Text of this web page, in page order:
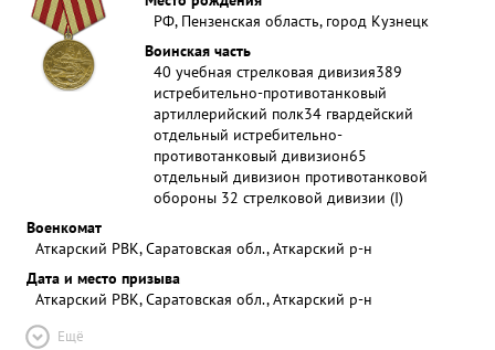
РФ, Пензенская область, город Кузнецк
Воинская часть
40 учебная стрелковая дивизия389
истребительно-противотанковый
артиллерийский полк34 гвардейский
отдельный истребительно-
противотанковый дивизион65
отдельный дивизион противотанковой
обороны 32 стрелковой дивизии (I)
Военкомат
Аткарский РВК, Саратовская обл., Аткарский р-н
Дата и место призыва
Аткарский РВК, Саратовская обл., Аткарский р-н
Ещё